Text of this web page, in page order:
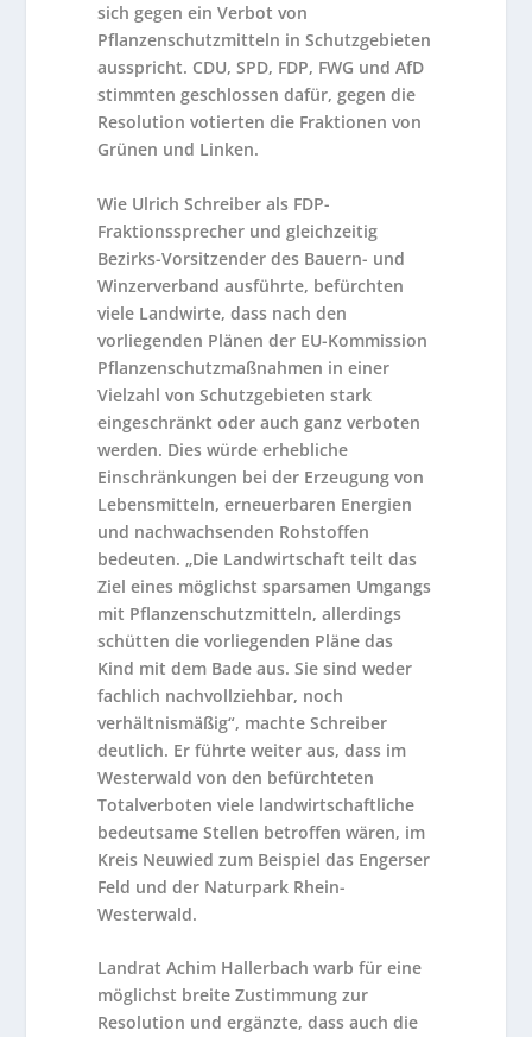
sich gegen ein Verbot von
Pflanzenschutzmitteln in Schutzgebieten
ausspricht. CDU, SPD, FDP, FWG und AfD
stimmten geschlossen dafür, gegen die
Resolution votierten die Fraktionen von
Grünen und Linken.
Wie Ulrich Schreiber als FDP-
Fraktionssprecher und gleichzeitig
Bezirks-Vorsitzender des Bauern- und
Winzerverband ausführte, befürchten
viele Landwirte, dass nach den
vorliegenden Plänen der EU-Kommission
Pflanzenschutzmaßnahmen in einer
Vielzahl von Schutzgebieten stark
eingeschränkt oder auch ganz verboten
werden. Dies würde erhebliche
Einschränkungen bei der Erzeugung von
Lebensmitteln, erneuerbaren Energien
und nachwachsenden Rohstoffen
bedeuten. „Die Landwirtschaft teilt das
Ziel eines möglichst sparsamen Umgangs
mit Pflanzenschutzmitteln, allerdings
schütten die vorliegenden Pläne das
Kind mit dem Bade aus. Sie sind weder
fachlich nachvollziehbar, noch
verhältnismäßig“, machte Schreiber
deutlich. Er führte weiter aus, dass im
Westerwald von den befürchteten
Totalverboten viele landwirtschaftliche
bedeutsame Stellen betroffen wären, im
Kreis Neuwied zum Beispiel das Engerser
Feld und der Naturpark Rhein-
Westerwald.
Landrat Achim Hallerbach warb für eine
möglichst breite Zustimmung zur
Resolution und ergänzte, dass auch die